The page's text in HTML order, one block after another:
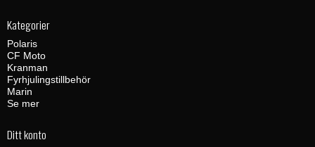
Kategorier
Polaris
CF Moto
Kranman
Fyrhjulingstillbehör
Marin
Se mer
Ditt konto